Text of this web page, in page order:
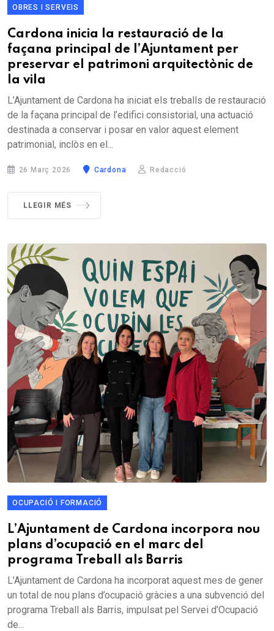
OBRES I SERVEIS
Cardona inicia la restauració de la
façana principal de l’Ajuntament per
preservar el patrimoni arquitectònic de
la vila
L’Ajuntament de Cardona ha iniciat els treballs de restauració
de la façana principal de l’edifici consistorial, una actuació
destinada a conservar i posar en valor aquest element
patrimonial, inclòs en el...
26 Març 2026 Cardona Redacció
LLEGIR MÉS
OCUPACIÓ I FORMACIÓ
L’Ajuntament de Cardona incorpora nou
plans d’ocupació en el marc del
programa Treball als Barris
L’Ajuntament de Cardona ha incorporat aquest mes de gener
un total de nou plans d’ocupació gràcies a una subvenció del
programa Treball als Barris, impulsat pel Servei d’Ocupació
de...